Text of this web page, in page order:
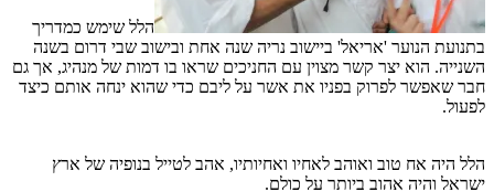
הלל שימש כמדריך
בתנועת הנוער 'אריאל' ביישוב נריה שנה אחת ובישוב שבי דרום בשנה
השנייה. הוא יצר קשר מצוין עם החניכים שראו בו דמות של מנהיג, אך גם
חבר שאפשר לפרוק בפניו את אשר על ליבם כדי שהוא ינחה אותם כיצד
לפעול.
הלל היה אח טוב ואוהב לאחיו ואחיותיו, אהב לטייל בנופיה של ארץ
ישראל והיה אהוב ביותר על כולם.